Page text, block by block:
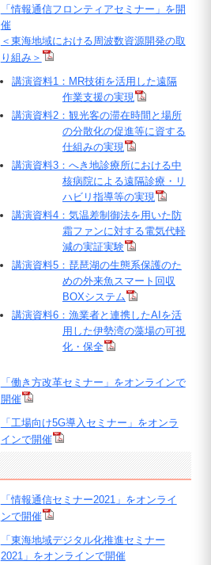
「情報通信フロンティアセミナー」を開
催
＜東海地域における周波数資源開発の取
り組み＞
講演資料1：MR技術を活用した遠隔
作業支援の実現
講演資料2：観光客の滞在時間と場所
の分散化の促進等に資する
仕組みの実現
講演資料3：へき地診療所における中
核病院による遠隔診療・リ
ハビリ指導等の実現
講演資料4：気温差制御法を用いた防
霜ファンに対する電気代軽
減の実証実験
講演資料5：琵琶湖の生態系保護のた
めの外来魚スマート回収
BOXシステム
講演資料6：漁業者と連携したAIを活
用した伊勢湾の藻場の可視
化・保全
「働き方改革セミナー」をオンラインで
開催
「工場向け5G導入セミナー」をオンラ
インで開催
「情報通信セミナー2021」をオンライ
ンで開催
「東海地域デジタル化推進セミナー
2021」をオンラインで開催